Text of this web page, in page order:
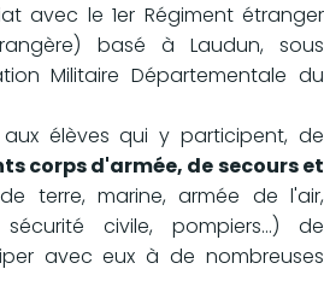
avec le 1er Régiment étranger
basé à Laudun, sous
Militaire Départementale du
élèves qui y participent, de
corps d'armée, de secours et
terre, marine, armée de l'air,
civile, pompiers...) de
avec eux à de nombreuses